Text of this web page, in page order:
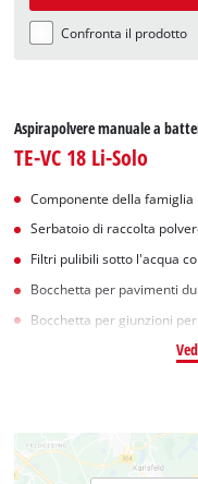
Confronta il prodotto
Aspirapolvere manuale a
TE-VC 18 Li-Solo
Componente della famiglia
Serbatoio di raccolta
Filtri pulibili sotto l'acqua
Bocchetta per pavimenti
Bocchetta per giunzioni